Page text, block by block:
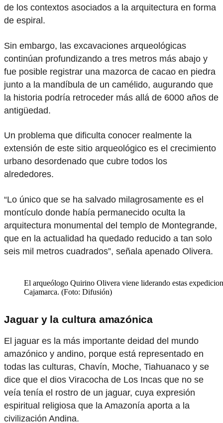
de los contextos asociados a la arquitectura en forma
de espiral.
Sin embargo, las excavaciones arqueológicas
continúan profundizando a tres metros más abajo y
fue posible registrar una mazorca de cacao en piedra
junto a la mandíbula de un camélido, augurando que
la historia podría retroceder más allá de 6000 años de
antigüedad.
Un problema que dificulta conocer realmente la
extensión de este sitio arqueológico es el crecimiento
urbano desordenado que cubre todos los
alrededores.
“Lo único que se ha salvado milagrosamente es el
montículo donde había permanecido oculta la
arquitectura monumental del templo de Montegrande,
que en la actualidad ha quedado reducido a tan solo
seis mil metros cuadrados”, señala apenado Olivera.
El arqueólogo Quirino Olivera viene liderando estas
Cajamarca. (Foto: Difusión)
Jaguar y la cultura amazónica
El jaguar es la más importante deidad del mundo
amazónico y andino, porque está representado en
todas las culturas, Chavín, Moche, Tiahuanaco y se
dice que el dios Viracocha de Los Incas que no se
veía tenía el rostro de un jaguar, cuya expresión
espiritual religiosa que la Amazonía aporta a la
civilización Andina.